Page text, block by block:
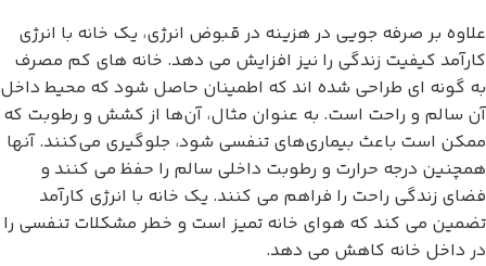
علاوه بر صرفه جویی در هزینه در قبوض انرژی، یک خانه با انرژی
کارآمد کیفیت زندگی را نیز افزایش می دهد. خانه های کم مصرف
به گونه ای طراحی شده اند که اطمینان حاصل شود که محیط داخل
آن سالم و راحت است. به عنوان مثال، آن‌ها از کشش و رطوبت که
ممکن است باعث بیماری‌های تنفسی شود، جلوگیری می‌کنند. آنها
همچنین درجه حرارت و رطوبت داخلی سالم را حفظ می کنند و
فضای زندگی راحت را فراهم می کنند. یک خانه با انرژی کارآمد
تضمین می کند که هوای خانه تمیز است و خطر مشکلات تنفسی را
در داخل خانه کاهش می دهد.